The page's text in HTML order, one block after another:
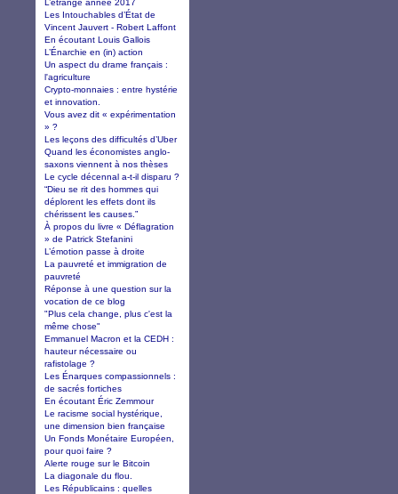
Les Intouchables d’État de
Vincent Jauvert - Robert Laffont
En écoutant Louis Gallois
L’Énarchie en (in) action
Un aspect du drame français :
l'agriculture
Crypto-monnaies : entre hystérie
et innovation.
Vous avez dit « expérimentation
» ?
Les leçons des difficultés d’Uber
Quand les économistes anglo-
saxons viennent à nos thèses
Le cycle décennal a-t-il disparu ?
“Dieu se rit des hommes qui
déplorent les effets dont ils
chérissent les causes.”
À propos du livre « Déflagration
» de Patrick Stefanini
L’émotion passe à droite
La pauvreté et immigration de
pauvreté
Réponse à une question sur la
vocation de ce blog
"Plus cela change, plus c'est la
même chose"
Emmanuel Macron et la CEDH :
hauteur nécessaire ou
rafistolage ?
Les Énarques compassionnels :
de sacrés fortiches
En écoutant Éric Zemmour
Le racisme social hystérique,
une dimension bien française
Un Fonds Monétaire Européen,
pour quoi faire ?
Alerte rouge sur le Bitcoin
La diagonale du flou.
Les Républicains : quelles